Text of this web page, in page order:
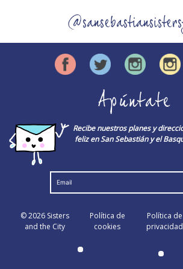
Apúntate
Recibe nuestros planes y
feliz en San Sebastián y el
© 2026 Sisters
and the City
Política de
cookies
Política de
privacidad